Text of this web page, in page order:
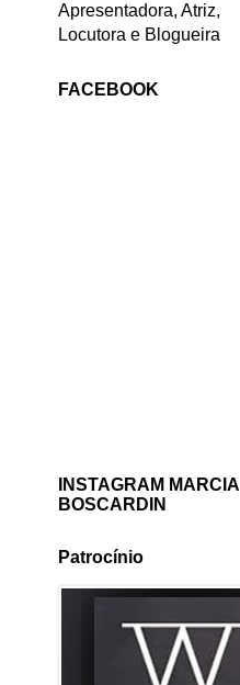
Apresentadora, Atriz,
Locutora e Blogueira
FACEBOOK
INSTAGRAM MARCIA
BOSCARDIN
Patrocínio